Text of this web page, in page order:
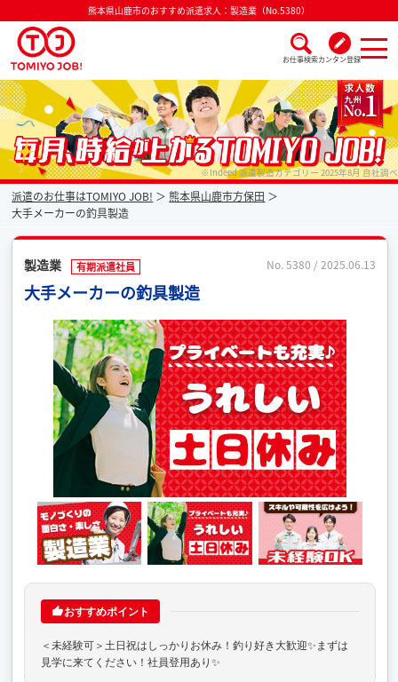
熊本県山鹿市のおすすめ派遣求人：製造業（No.5380）
お仕事検索カンタン登録
派遣なら毎月時給が上がるトミヨジョブ ※Indeed 派遣製造カテゴリー 2025年8月 自社調べ
派遣のお仕事はTOMIYO JOB!
熊本県山鹿市方保田
大手メーカーの釣具製造
製造業 有期派遣社員 No. 5380 / 2025.06.13
大手メーカーの釣具製造
おすすめポイント
＜未経験可＞土日祝はしっかりお休み！釣り好き大歓迎✨まずは
見学に来てください！社員登用あり✨